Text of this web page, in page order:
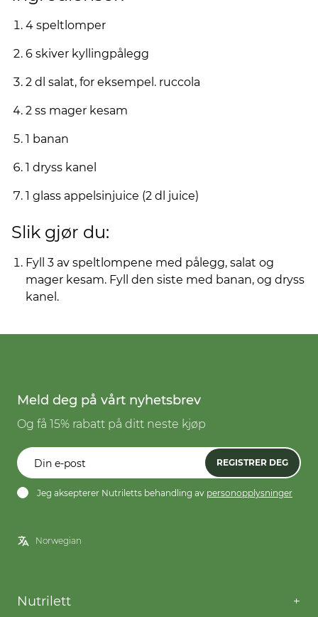
4 speltlomper
6 skiver kyllingpålegg
2 dl salat, for eksempel. ruccola
2 ss mager kesam
1 banan
1 dryss kanel
1 glass appelsinjuice (2 dl juice)
Slik gjør du:
Fyll 3 av speltlompene med pålegg, salat og
mager kesam. Fyll den siste med banan, og dryss
kanel.
Meld deg på vårt nyhetsbrev
Og få 15% rabatt på ditt neste kjøp
REGISTRER DEG
Jeg aksepterer Nutriletts behandling av personopplysninger
Nutrilett